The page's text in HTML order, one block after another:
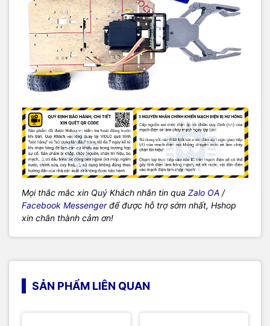
Mọi thắc mắc xin Quý Khách nhắn tin qua Zalo OA /
Facebook Messengerđể được hỗ trợ sớm nhất, Hshop
xin chân thành cảm ơn!
SẢN PHẨM LIÊN QUAN